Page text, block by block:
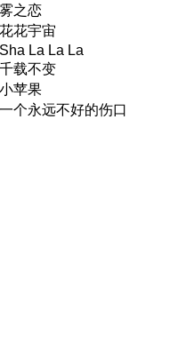
之恋
花宇宙
La La La
载不变
苹果
个永远不好的伤口